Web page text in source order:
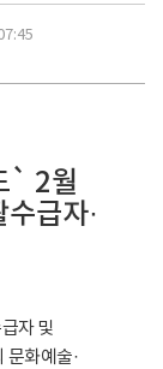
` 2월
급자·
자 및
문화예술·